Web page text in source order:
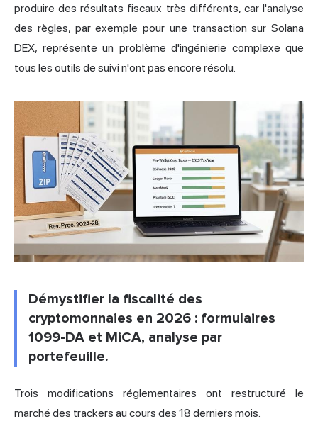
produire des résultats fiscaux très différents, car l'analyse
des règles, par exemple pour une transaction sur Solana
DEX, représente un problème d'ingénierie complexe que
tous les outils de suivi n'ont pas encore résolu.
Démystifier la fiscalité des
cryptomonnaies en 2026 : formulaires
1099-DA et MiCA, analyse par
portefeuille.
Trois modifications réglementaires ont restructuré le
marché des trackers au cours des 18 derniers mois.